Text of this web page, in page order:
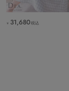
￥ 31,680税込